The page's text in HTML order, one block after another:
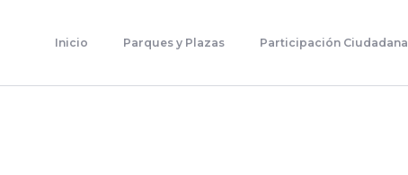
Inicio Parques y Plazas Participación Ciudadana
Parques Y Plazas
Planificación Estratégica